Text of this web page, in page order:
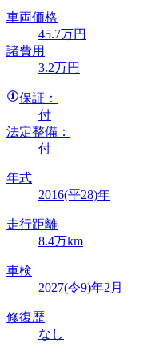
車両価格
45.7万円
諸費用
3.2万円
保証：
付
法定整備：
付
年式
2016(平28)年
走行距離
8.4万km
車検
2027(令9)年2月
修復歴
なし